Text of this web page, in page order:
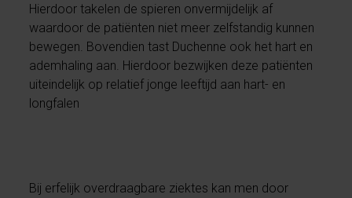
Hierdoor takelen de spieren onvermijdelijk af
waardoor de patiënten niet meer zelfstandig kunnen
bewegen. Bovendien tast Duchenne ook het hart en
ademhaling aan. Hierdoor bezwijken deze patiënten
uiteindelijk op relatief jonge leeftijd aan hart- en
longfalen
Bij erfelijk overdraagbare ziektes kan men door